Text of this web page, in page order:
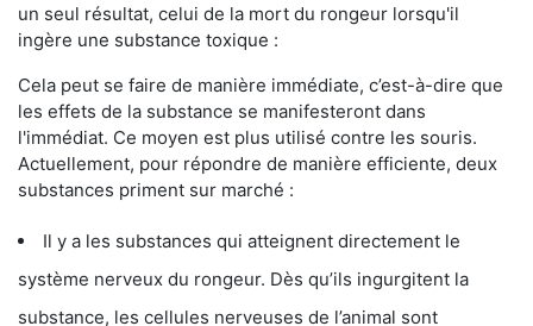
un seul résultat, celui de la mort du rongeur lorsqu'il
ingère une substance toxique :
Cela peut se faire de manière immédiate, c’est-à-dire que
les effets de la substance se manifesteront dans
l'immédiat. Ce moyen est plus utilisé contre les souris.
Actuellement, pour répondre de manière efficiente, deux
substances priment sur marché :
Il y a les substances qui atteignent directement le
système nerveux du rongeur. Dès qu’ils ingurgitent la
substance, les cellules nerveuses de l’animal sont